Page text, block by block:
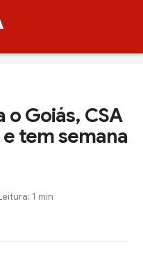
Goiás, CSA
tem semana
1 min